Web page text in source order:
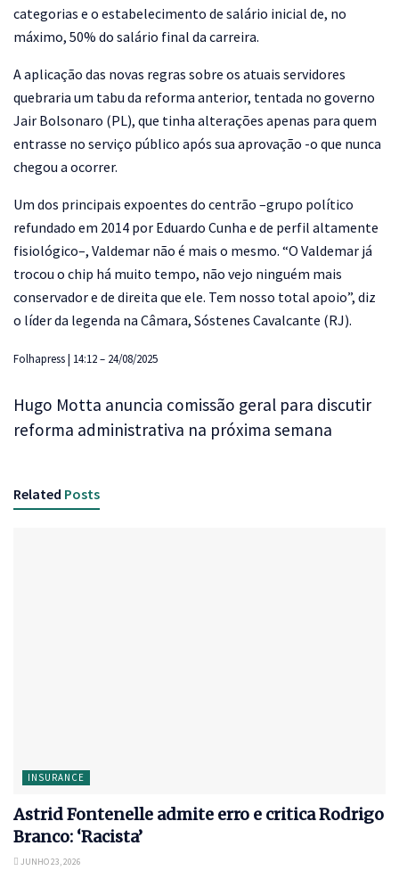
categorias e o estabelecimento de salário inicial de, no
máximo, 50% do salário final da carreira.
A aplicação das novas regras sobre os atuais servidores
quebraria um tabu da reforma anterior, tentada no governo
Jair Bolsonaro (PL), que tinha alterações apenas para quem
entrasse no serviço público após sua aprovação -o que nunca
chegou a ocorrer.
Um dos principais expoentes do centrão –grupo político
refundado em 2014 por Eduardo Cunha e de perfil altamente
fisiológico–, Valdemar não é mais o mesmo. “O Valdemar já
trocou o chip há muito tempo, não vejo ninguém mais
conservador e de direita que ele. Tem nosso total apoio”, diz
o líder da legenda na Câmara, Sóstenes Cavalcante (RJ).
Folhapress | 14:12 – 24/08/2025
Hugo Motta anuncia comissão geral para discutir
reforma administrativa na próxima semana
Related Posts
INSURANCE
Astrid Fontenelle admite erro e critica Rodrigo
Branco: ‘Racista’
JUNHO 23, 2026